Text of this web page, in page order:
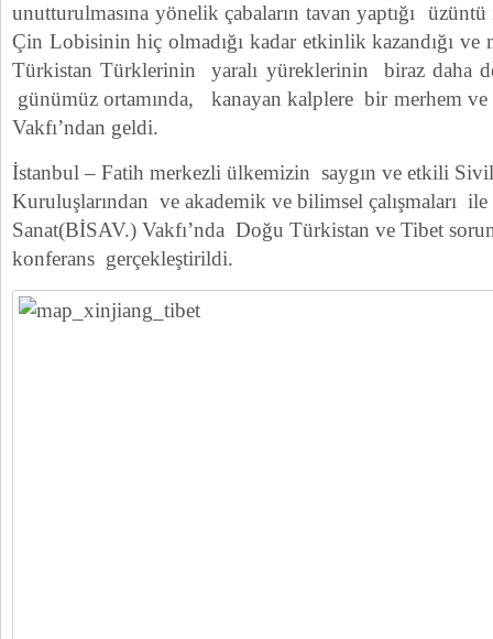
unutturulmasına yönelik çabaların tavan yaptığı
Çin Lobisinin hiç olmadığı kadar etkinlik kazandığı
Türkistan Türklerinin yaralı yüreklerinin biraz daha
günümüz ortamında, kanayan kalplere bir merhem
Vakfı’ndan geldi.
İstanbul – Fatih merkezli ülkemizin saygın ve etkili
Kuruluşlarından ve akademik ve bilimsel çalışmaları
Sanat(BİSAV.) Vakfı’nda Doğu Türkistan ve Tibet
konferans gerçekleştirildi.